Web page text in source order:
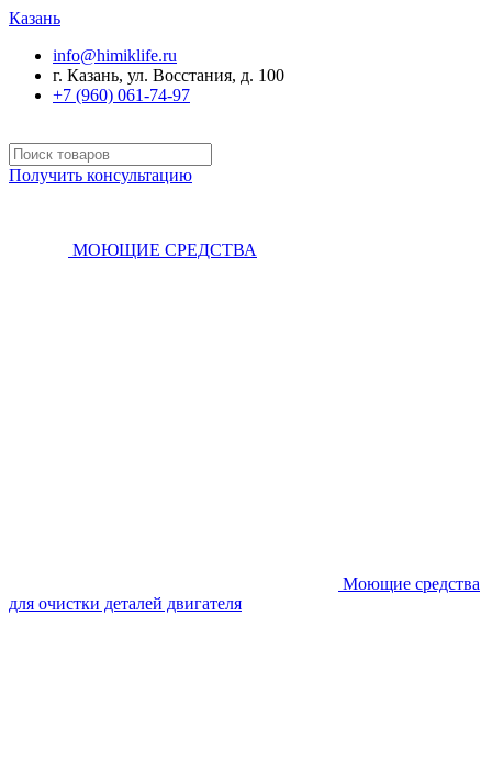
Казань
info@himiklife.ru
г. Казань, ул. Восстания, д. 100
+7 (960) 061-74-97
Получить консультацию
МОЮЩИЕ СРЕДСТВА
Моющие средства
для очистки деталей двигателя